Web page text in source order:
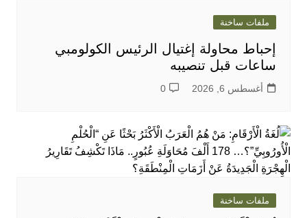
ملفات ساخنة
إحباط محاولة إغتيال الرئيس الكولومبي
ساعات قبل تنصيبه
أغسطس 6, 2026 0
ملفات ساخنة